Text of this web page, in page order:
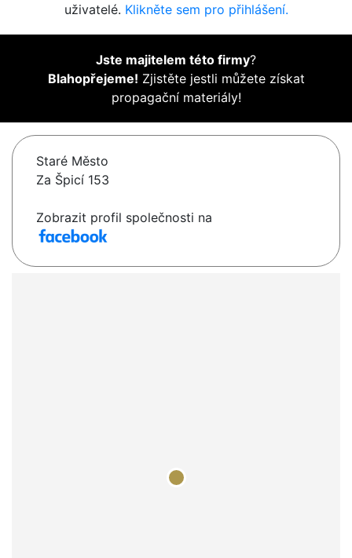
uživatelé. Klikněte sem pro přihlášení.
Jste majitelem této firmy?
Blahopřejeme! Zjistěte jestli můžete získat
propagační materiály!
Staré Město
Za Špicí 153
Zobrazit profil společnosti na